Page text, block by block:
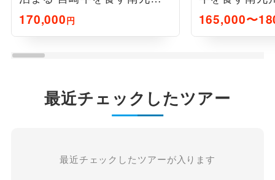
日間
170,000円 165,000〜
最近チェックしたツアー
最近チェックしたツアーが入ります